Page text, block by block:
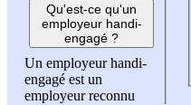
Qu'est-ce qu'un
employeur handi-
engagé ?
Un employeur handi-
engagé est un
employeur reconnu